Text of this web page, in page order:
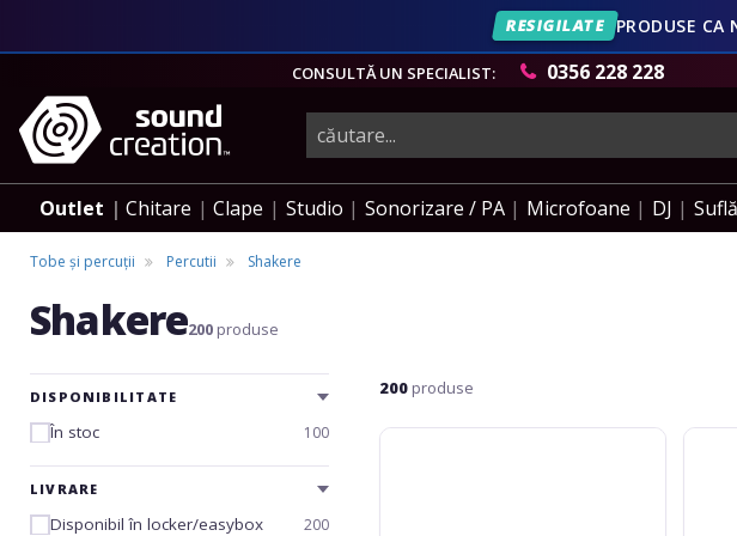
RESIGILATE PRODUSE CA
ANIVERSARĂ 20 DE ANI •
CONSULTĂ UN SPECIALIST: 0356 228 228
instrumente
muzicale,
echipamente
pro-
audio
Outlet Chitare Clape Studio Sonorizare / PA Microfoane DJ
Tobe și percuții Percutii Shakere
Shakere200 produse
DISPONIBILITATE
În stoc 100
LIVRARE
Disponibil în locker/easybox 200
200 produse
Gewa
Club